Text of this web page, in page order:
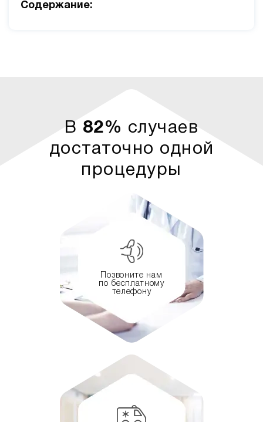
Cодержание:
В 82% случаев
достаточно одной
процедуры
Позвоните нам
по бесплатному
телефону